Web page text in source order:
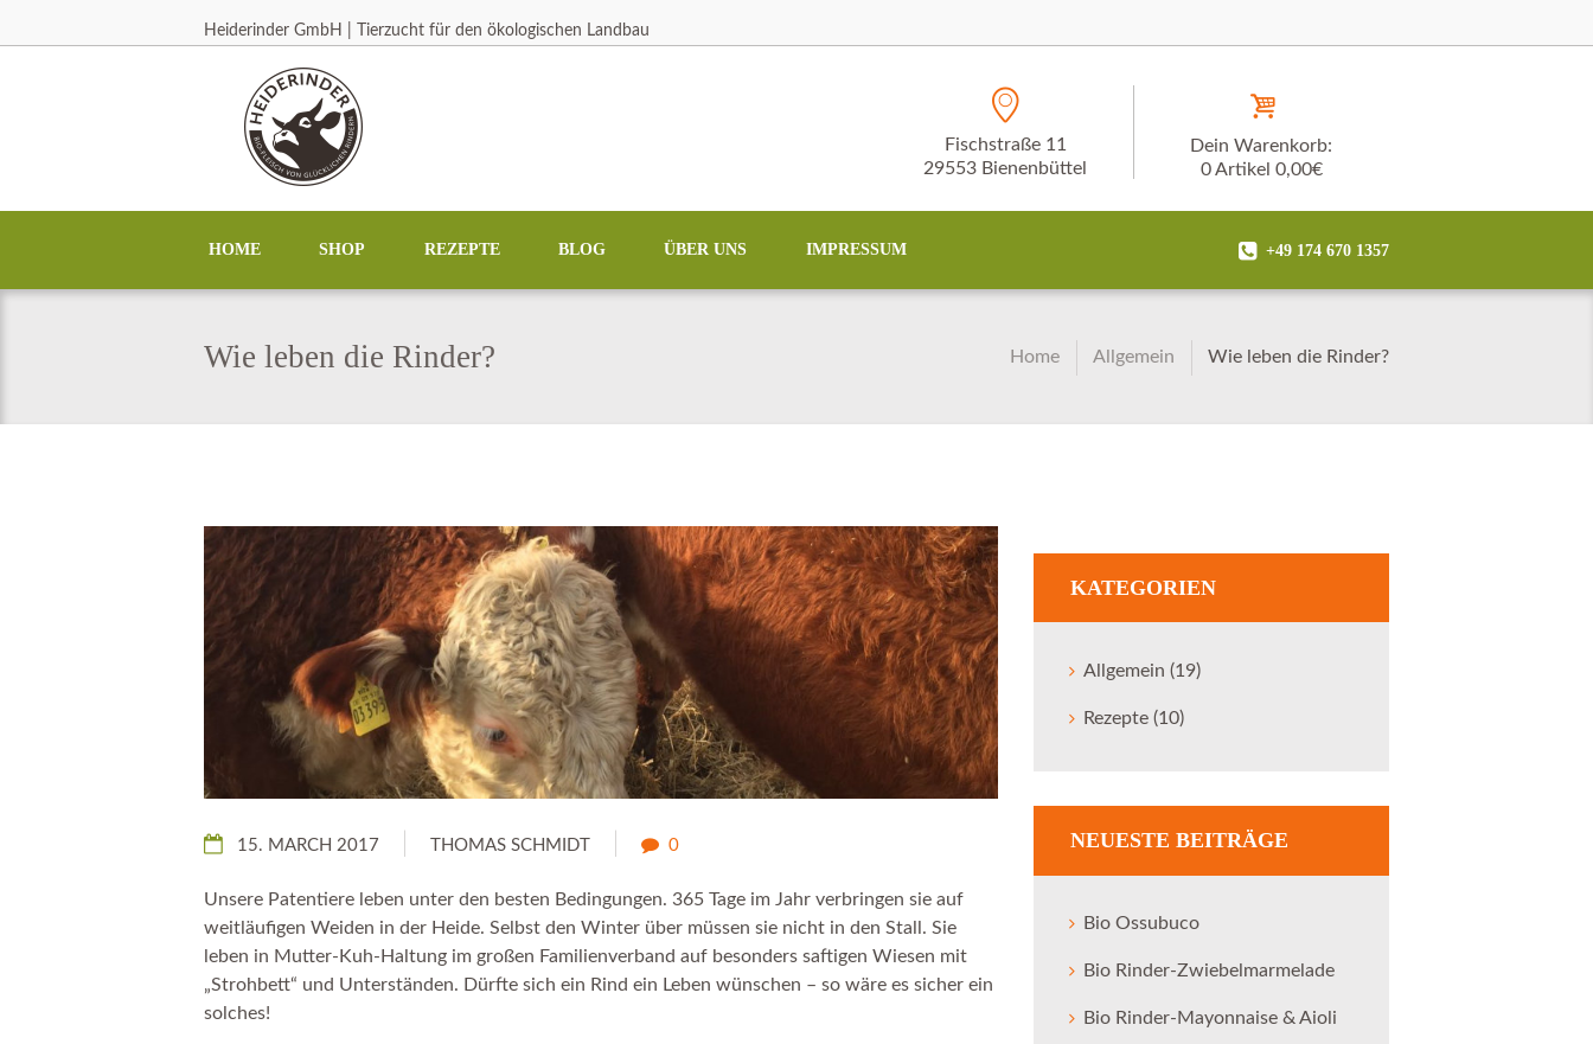
Heiderinder GmbH | Tierzucht für den ökologischen Landbau
Dein Warenkorb:
0 Artikel 0,00€
Fischstraße 11
29553 Bienenbüttel
HOME SHOP REZEPTE BLOG ÜBER UNS IMPRESSUM +49 174 670 1357
Wie leben die Rinder? Home Allgemein Wie leben die Rinder?
15. MARCH 2017 THOMAS SCHMIDT 0
Unsere Patentiere leben unter den besten Bedingungen. 365 Tage im Jahr verbringen sie auf
weitläufigen Weiden in der Heide. Selbst den Winter über müssen sie nicht in den Stall. Sie
leben in Mutter-Kuh-Haltung im großen Familienverband auf besonders saftigen Wiesen mit
„Strohbett“ und Unterständen. Dürfte sich ein Rind ein Leben wünschen – so wäre es sicher ein
solches!
KATEGORIEN
Allgemein (19)
Rezepte(10)
NEUESTE BEITRÄGE
Bio Ossubuco
Bio Rinder-Zwiebelmarmelade
Bio Rinder-Mayonnaise & Aioli